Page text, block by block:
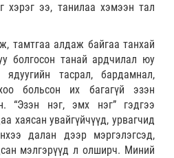
хэрэг ээ, танилаа хэмээн тал
тамтгаа алдаж байгаа танхай
болгосон танай ардчилал юу
тасрал, бардамнал,
больсон их багагүй эзэн
“Эзэн нэг, эмх нэг” гэдгээ
хаясан увайгүйчүүд, урвагчид
далан дээр мэргэлэгсэд,
мэлгэрүүд л олширч. Миний